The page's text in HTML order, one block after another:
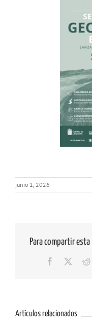
junio 1, 2026
Para compartir
Facebook
Artículos relacionados